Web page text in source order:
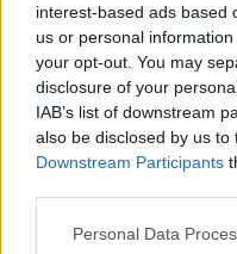
interest-based ads based
us or personal
your opt-out. You may
disclosure of your
IAB’s list of downstream
also be disclosed by us to
Downstream Participants
Personal Data